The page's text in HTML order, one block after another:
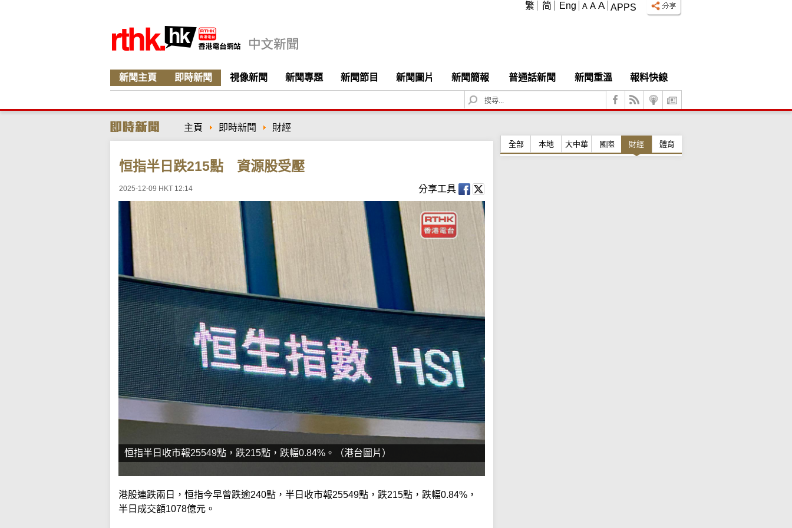
APPS
A A A
繁 简 Eng
新聞主頁 即時新聞 視像新聞 新聞專題 新聞節目 新聞圖片 新聞簡報 普通話新聞 新聞重溫
報料快線
S
e
c
主頁 即時新聞 財經
恒指半日跌215點 資源股受壓
2025-12-09 HKT 12:14 分享工具
恒指半日收市報25549點，跌215點，跌幅0.84%。（港台圖片）
港股連跌兩日，恒指今早曾跌逾240點，半日收市報25549點，跌215點，跌幅0.84%，
半日成交額1078億元。
全部 本地 大中華 國際 財經 體育